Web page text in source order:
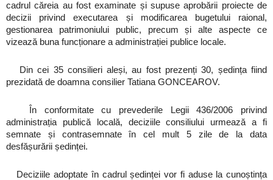
cadrul căreia au fost examinate și supuse aprobării proiecte de
decizii privind executarea și modificarea bugetului raional,
gestionarea patrimoniului public, precum și alte aspecte ce
vizează buna funcționare a administrației publice locale.
Din cei 35 consilieri aleși, au fost prezenți 30, ședința fiind
prezidată de doamna consilier Tatiana GONCEAROV.
În conformitate cu prevederile Legii 436/2006 privind
administrația publică locală, deciziile consiliului urmează a fi
semnate și contrasemnate în cel mult 5 zile de la data
desfășurării ședinței.
Deciziile adoptate în cadrul ședinței vor fi aduse la cunoștința